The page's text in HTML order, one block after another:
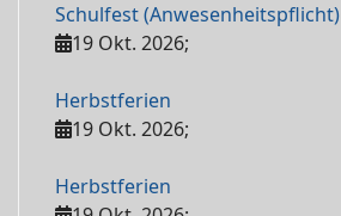
Schulfest (Anwesenheitspflicht)
19 Okt. 2026;
Herbstferien
19 Okt. 2026;
Herbstferien